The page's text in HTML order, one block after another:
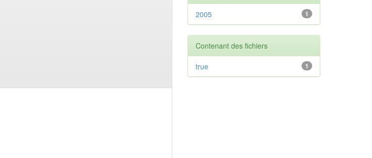
1
2005
Contenant des fichiers
1
true